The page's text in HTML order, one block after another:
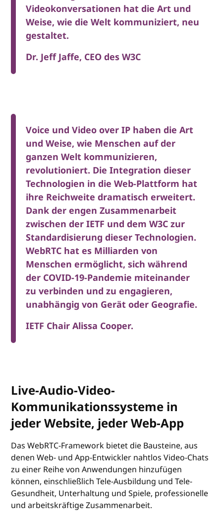
Videokonversationen hat die Art und
Weise, wie die Welt kommuniziert, neu
gestaltet.
Dr. Jeff Jaffe, CEO des W3C
Voice und Video over IP haben die Art
und Weise, wie Menschen auf der
ganzen Welt kommunizieren,
revolutioniert. Die Integration dieser
Technologien in die Web-Plattform hat
ihre Reichweite dramatisch erweitert.
Dank der engen Zusammenarbeit
zwischen der IETF und dem W3C zur
Standardisierung dieser Technologien.
WebRTC hat es Milliarden von
Menschen ermöglicht, sich während
der COVID-19-Pandemie miteinander
zu verbinden und zu engagieren,
unabhängig von Gerät oder Geografie.
IETF Chair Alissa Cooper.
Live-Audio-Video-
Kommunikationssysteme in
jeder Website, jeder Web-App
Das WebRTC-Framework bietet die Bausteine, aus
denen Web- und App-Entwickler nahtlos Video-Chats
zu einer Reihe von Anwendungen hinzufügen
können, einschließlich Tele-Ausbildung und Tele-
Gesundheit, Unterhaltung und Spiele, professionelle
und arbeitskräftige Zusammenarbeit.